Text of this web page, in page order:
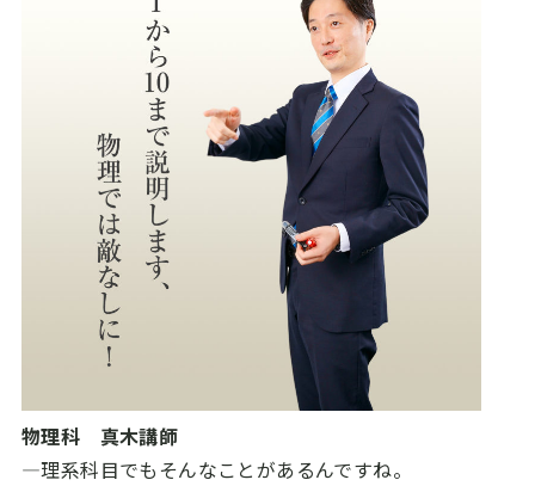
物理科 真木講師
―理系科目でもそんなことがあるんですね。